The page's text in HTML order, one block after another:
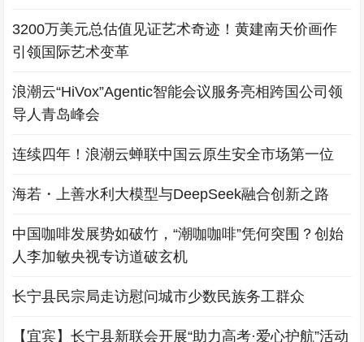
3200万美元总估值见证艺术奇迹！黄建南天价画作
引领国际艺术变革
浪潮云“HiVox”Agentic智能会议服务亮相跨国公司领
导人青岛峰会
连续四年！浪潮云蝉联中国云原生安全市场第一位
海若・上善水利大模型与DeepSeek融合创新之路
中国咖啡发展势如破竹，“潮咖咖啡”凭何突围？创始
人李加敏央视专访道破玄机
长宁县民宗局走访慰问城市少数民族务工群众
【宜宾】长宁县新联会开展“助力高考·爱心护航”活动